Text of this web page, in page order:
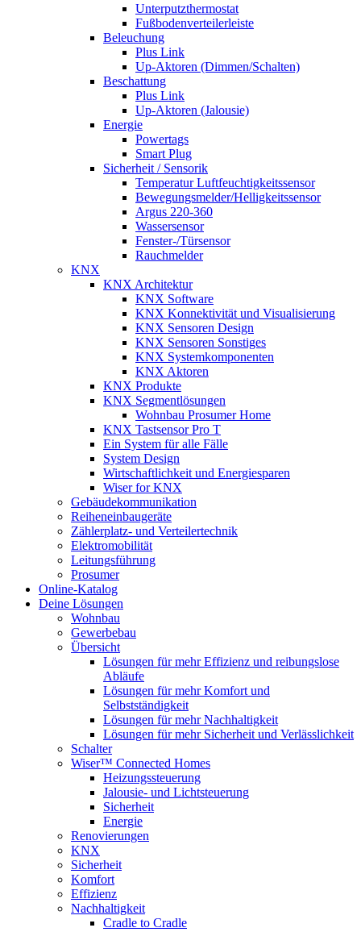
Unterputzthermostat
Fußbodenverteilerleiste
Beleuchung
Plus Link
Up-Aktoren (Dimmen/Schalten)
Beschattung
Plus Link
Up-Aktoren (Jalousie)
Energie
Powertags
Smart Plug
Sicherheit / Sensorik
Temperatur Luftfeuchtigkeitssensor
Bewegungsmelder/Helligkeitssensor
Argus 220-360
Wassersensor
Fenster-/Türsensor
Rauchmelder
KNX
KNX Architektur
KNX Software
KNX Konnektivität und Visualisierung
KNX Sensoren Design
KNX Sensoren Sonstiges
KNX Systemkomponenten
KNX Aktoren
KNX Produkte
KNX Segmentlösungen
Wohnbau Prosumer Home
KNX Tastsensor Pro T
Ein System für alle Fälle
System Design
Wirtschaftlichkeit und Energiesparen
Wiser for KNX
Gebäudekommunikation
Reiheneinbaugeräte
Zählerplatz- und Verteilertechnik
Elektromobilität
Leitungsführung
Prosumer
Online-Katalog
Deine Lösungen
Wohnbau
Gewerbebau
Übersicht
Lösungen für mehr Effizienz und reibungslose
Abläufe
Lösungen für mehr Komfort und
Selbstständigkeit
Lösungen für mehr Nachhaltigkeit
Lösungen für mehr Sicherheit und Verlässlichkeit
Schalter
Wiser™ Connected Homes
Heizungssteuerung
Jalousie- und Lichtsteuerung
Sicherheit
Energie
Renovierungen
KNX
Sicherheit
Komfort
Effizienz
Nachhaltigkeit
Cradle to Cradle